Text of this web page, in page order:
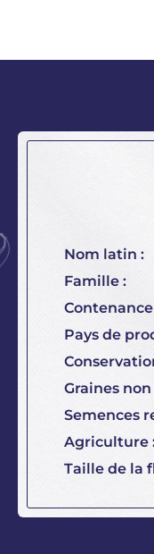
Nom latin :
Famille :
Pays de
Graines
Semences
Agriculture
Taille de la